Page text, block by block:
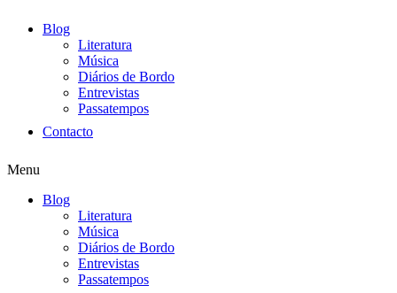
Blog
Literatura
Música
Diários de Bordo
Entrevistas
Passatempos
Contacto
Menu
Blog
Literatura
Música
Diários de Bordo
Entrevistas
Passatempos